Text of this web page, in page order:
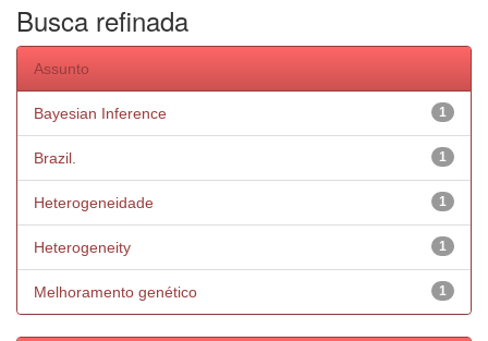
Busca refinada
Assunto
1
Bayesian Inference
1
Brazil.
1
Heterogeneidade
1
Heterogeneity
1
Melhoramento genético